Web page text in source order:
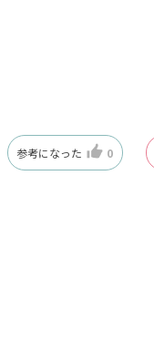
参考になった 0